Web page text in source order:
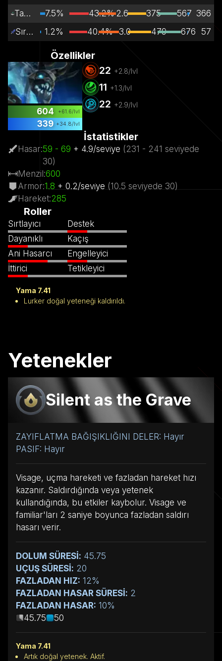
Tam Destek
7.5% 43.2%2.6 375 567 366
Sırtlayıcı
1.2% 40.4% 3.0 479 676 57
Özellikler
604 +61.6/lvl
339 +34.8/lvl
22 +2.8/lvl
11 +1.3/lvl
22 +2.9/lvl
İstatistikler
Hasar:59 - 69 + 4.9/sevi̇ye (231 - 241 seviyede
30)
Menzil:600
Armor:1.8 + 0.2/sevi̇ye (10.5 seviyede 30)
Hareket:285
Roller
Sırtlayıcı
Dayanıklı
Ani Hasarcı
İttirici
Destek
Kaçış
Engelleyici
Tetikleyici
Yama 7.41
Lurker doğal yeteneği kaldırıldı.
Yetenekler
Silent as the Grave
ZAYIFLATMA BAĞIŞIKLIĞINI DELER: Hayır
PASIF: Hayır
Visage, uçma hareketi ve fazladan hareket hızı
kazanır. Saldırdığında veya yetenek
kullandığında, bu etkiler kaybolur. Visage ve
familiar'ları 2 saniye boyunca fazladan saldırı
hasarı verir.
DOLUM SÜRESİ: 45.75
UÇUŞ SÜRESİ: 20
FAZLADAN HIZ: 12%
FAZLADAN HASAR SÜRESİ: 2
FAZLADAN HASAR: 10%
45.75
50
Yama 7.41
Artık doğal yetenek. Aktif.